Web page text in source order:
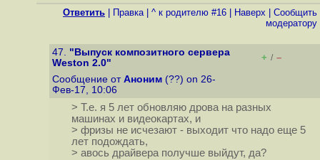
Ответить Правка| ^ к родителю #16 Наверх
Cообщить
модератору
47. "Выпуск композитного сервера
Weston 2.0"
+ / –
Сообщение от Аноним (??) on 26-
Фев-17, 10:06
> Т.е. я 5 лет обновляю дрова на разных
машинах и видеокартах, и
> фризы не исчезают - выходит что надо еще 5
лет подождать,
> авось драйвера получше выйдут, да?